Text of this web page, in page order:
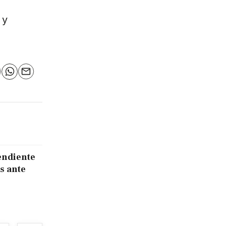
y
WhatsApp
Email
ante